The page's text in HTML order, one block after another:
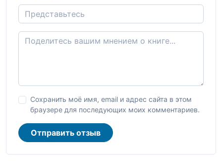
Сохранить моё имя, email и адрес сайта в этом
браузере для последующих моих комментариев.
Отправить отзыв